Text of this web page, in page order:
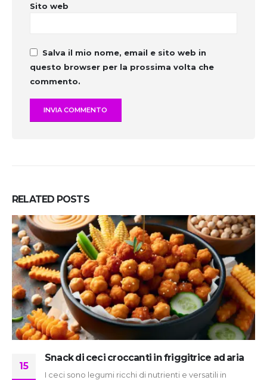
Sito web
Salva il mio nome, email e sito web in
questo browser per la prossima volta che
commento.
RELATED POSTS
15
Snack di ceci croccanti in friggitrice ad aria
I ceci sono legumi ricchi di nutrienti e versatili in